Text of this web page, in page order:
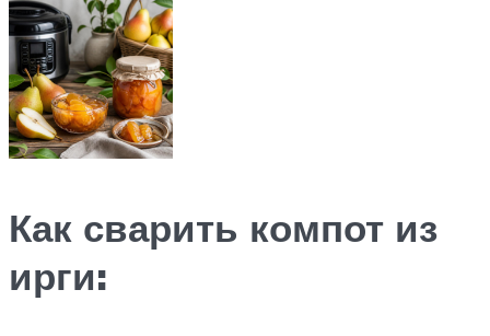
Как сварить компот из
ирги: